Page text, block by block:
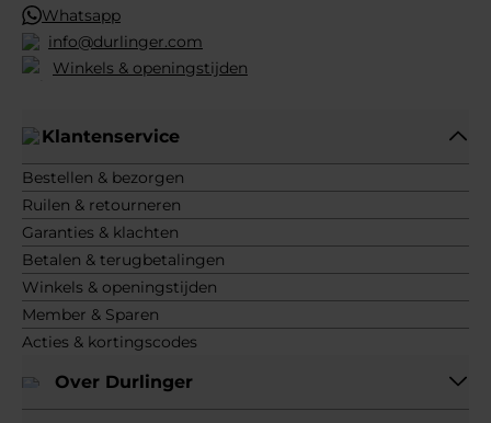
Whatsapp
info@durlinger.com
Winkels & openingstijden
Klantenservice
Bestellen & bezorgen
Ruilen & retourneren
Garanties & klachten
Betalen & terugbetalingen
Winkels & openingstijden
Member & Sparen
Acties & kortingscodes
Over Durlinger